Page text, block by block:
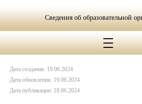
Дата создания: 19.06.2024
Дата обновления: 19.06.2024
Дата публикации: 18.06.2024
Сведения об образовательной